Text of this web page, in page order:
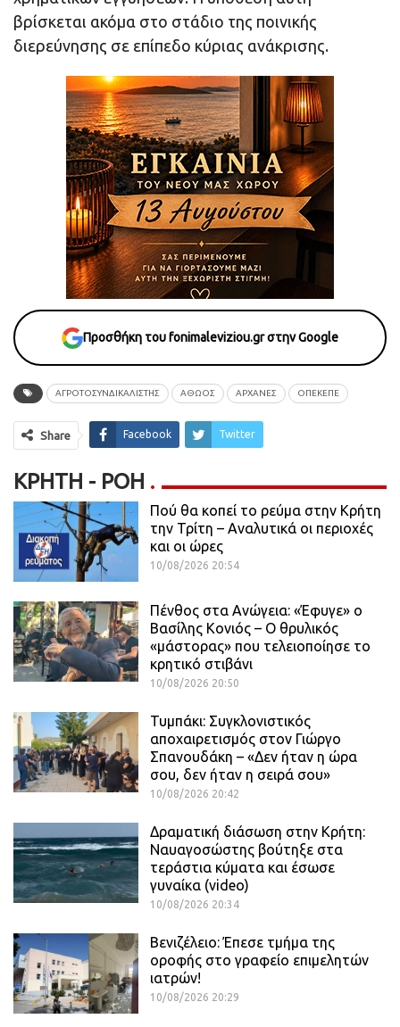
βρίσκεται ακόμα στο στάδιο της ποινικής
διερεύνησης σε επίπεδο κύριας ανάκρισης.
Προσθήκη του fonimaleviziou.gr στην Google
ΑΓΡΟΤΟΣΥΝΔΙΚΑΛΙΣΤΗΣ ΑΘΩΟΣ ΑΡΧΑΝΕΣ ΟΠΕΚΕΠΕ
Share Facebook Twitter
ΚΡΉΤΗ - ΡΟΗ
Πού θα κοπεί το ρεύμα στην Κρήτη
την Τρίτη – Αναλυτικά οι περιοχές
και οι ώρες
10/08/2026 20:54
Πένθος στα Ανώγεια: «Έφυγε» ο
Βασίλης Κονιός – Ο θρυλικός
«μάστορας» που τελειοποίησε το
κρητικό στιβάνι
10/08/2026 20:50
Τυμπάκι: Συγκλονιστικός
αποχαιρετισμός στον Γιώργο
Σπανουδάκη – «Δεν ήταν η ώρα
σου, δεν ήταν η σειρά σου»
10/08/2026 20:42
Δραματική διάσωση στην Κρήτη:
Ναυαγοσώστης βούτηξε στα
τεράστια κύματα και έσωσε
γυναίκα (video)
10/08/2026 20:34
Βενιζέλειο: Έπεσε τμήμα της
οροφής στο γραφείο επιμελητών
ιατρών!
10/08/2026 20:29